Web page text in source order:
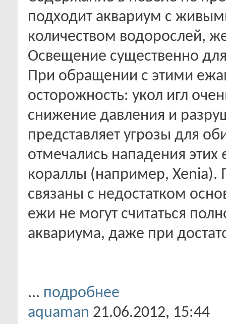
подходит аквариум с
количеством водорослей,
Освещение существенно
При обращении с этими
осторожность: укол игл
снижение давления и
представляет угрозы для
отмечались нападения
кораллы (например, Xenia).
связаны с недостатком
ежи не могут считаться
аквариума, даже при
... подробнее
aquaman 21.06.2012, 15:44